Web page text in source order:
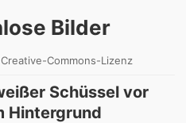
Bilder
Commons-Lizenz
Schüssel vor
Hintergrund